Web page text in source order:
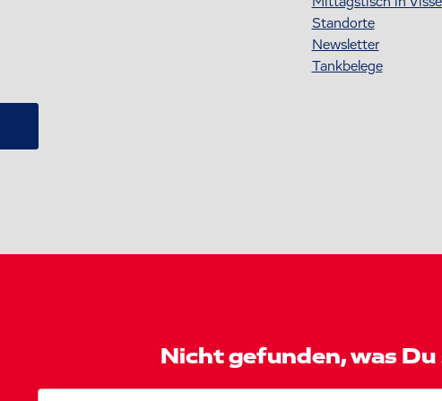
Standorte
Newsletter
Tankbelege
Nicht gefunden, was Du